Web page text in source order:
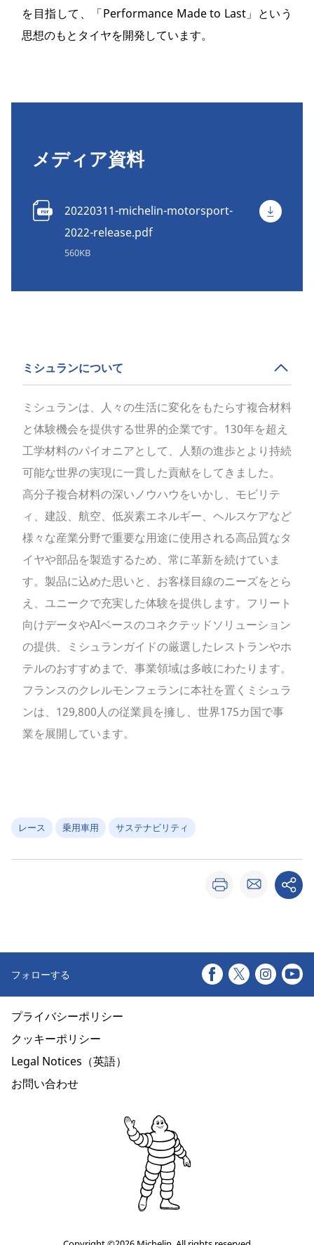
を目指して、「Performance Made to Last」という
思想のもとタイヤを開発しています。
メディア資料
20220311-michelin-motorsport-
2022-release.pdf
560KB
ミシュランについて
ミシュランは、人々の生活に変化をもたらす複合材料
と体験機会を提供する世界的企業です。130年を超え
工学材料のパイオニアとして、人類の進歩とより持続
可能な世界の実現に一貫した貢献をしてきました。
高分子複合材料の深いノウハウをいかし、モビリテ
ィ、建設、航空、低炭素エネルギー、ヘルスケアなど
様々な産業分野で重要な用途に使用される高品質なタ
イヤや部品を製造するため、常に革新を続けていま
す。製品に込めた思いと、お客様目線のニーズをとら
え、ユニークで充実した体験を提供します。フリート
向けデータやAIベースのコネクテッドソリューション
の提供、ミシュランガイドの厳選したレストランやホ
テルのおすすめまで、事業領域は多岐にわたります。
フランスのクレルモンフェランに本社を置くミシュラ
ンは、129,800人の従業員を擁し、世界175カ国で事
業を展開しています。
レース 乗用車用 サステナビリティ
フォローする
プライバシーポリシー
クッキーポリシー
Legal Notices（英語）
お問い合わせ